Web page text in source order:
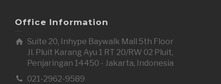
Office Information
Suite 20, Inhype Baywalk Mall 5th Floor
Jl. Pluit Karang Ayu 1 RT 20/RW 02 Pluit,
Penjaringan 14450 - Jakarta, Indonesia
021-2962-9589